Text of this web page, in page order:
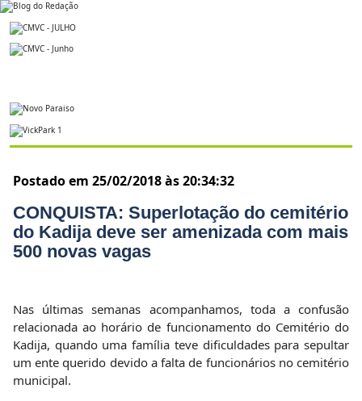
Postado em 25/02/2018 às 20:34:32
CONQUISTA: Superlotação do cemitério
do Kadija deve ser amenizada com mais
500 novas vagas
Nas últimas semanas acompanhamos, toda a confusão
relacionada ao horário de funcionamento do Cemitério do
Kadija, quando uma família teve dificuldades para sepultar
um ente querido devido a falta de funcionários no cemitério
municipal.